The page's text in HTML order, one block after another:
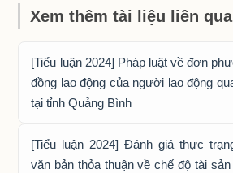
Xem thêm tài liệu liên
[Tiểu luận 2024] Pháp luật về đơn
đồng lao động của người lao động
tại tỉnh Quảng Bình
[Tiểu luận 2024] Đánh giá thực
văn bản thỏa thuận về chế độ tài